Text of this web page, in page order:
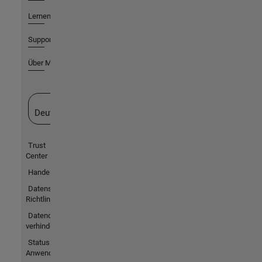
Lernen
Support
Über MathWorks
Deutschland
Trust
Center
Handelsmarken
Datenschutz-
Richtlinien
Datendiebstahl
verhindern
Status von
Anwendungen